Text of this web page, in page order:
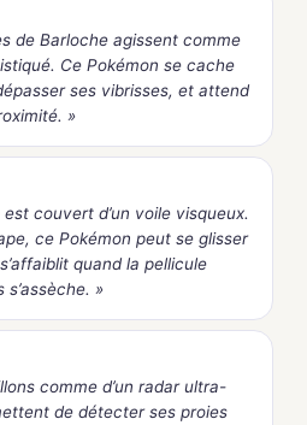
de Barloche agissent comme
Ce Pokémon se cache
ses vibrisses, et attend
»
couvert d’un voile visqueux.
ce Pokémon peut se glisser
quand la pellicule
»
comme d’un radar ultra-
de détecter ses proies